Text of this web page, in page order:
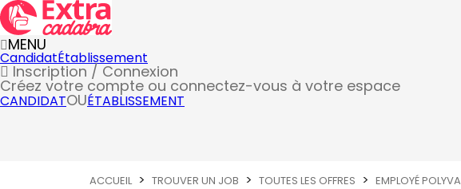
MENU
CandidatÉtablissement
Inscription / Connexion
Créez votre compte ou connectez-vous à votre espace
CANDIDATOUÉTABLISSEMENT
ACCUEIL TROUVER UN JOB TOUTES LES OFFRES EMPLOYÉ